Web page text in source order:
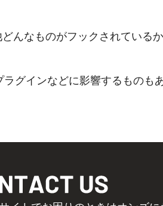
んなものがフックされている
グインなどに影響するものも